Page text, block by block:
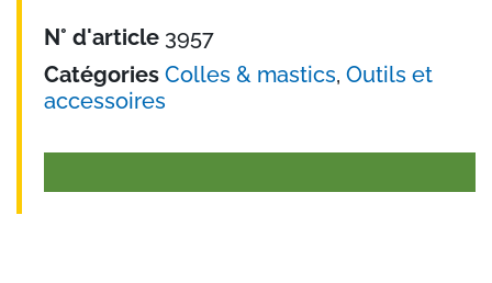
N° d'article 3957
Catégories Colles & mastics, Outils et
accessoires